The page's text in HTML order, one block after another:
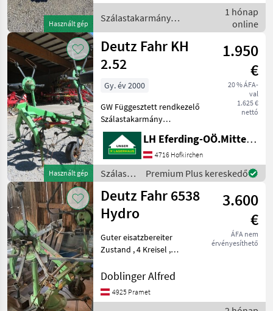
KH
2.52
MARKETPLACE
Marketplace
Kereskedői
ajánlatok
Apróhirdetések
Használt gép
entwickelt wurde. Mit einer
Arbeitsbreite von 400
Szálastakarmány
betakarítók / Deutz Fahr
1 hónap
online
Használt gép
Deutz Fahr KH
2.52
1.950
€
20 % ÁFA-
val
1.625 €
nettó
Gy. év 2000
GW Függesztett rendkezelő
Szálastakarmány
betakarítók Rendkezelő
LH Eferding-OÖ.Mitte, Landtechnik Hofkirchen
4716 Hofkirchen
Szálastakarmány
betakarítók
/ Deutz
Fahr
Premium Plus kereskedő
Deutz Fahr 6538
Hydro
3.600
€
ÁFA nem
érvényesíthető
Guter eisatzbereiter
Zustand , 4 Kreisel ,
mit Übersetzungsgetriebe,
Maschine befindet sich im
Kundeneigentum ,
Doblinger Alfred
4925 Pramet